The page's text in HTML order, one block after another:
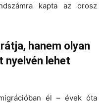
kapta az orosz
hanem olyan
nyelvén lehet
él – évek óta